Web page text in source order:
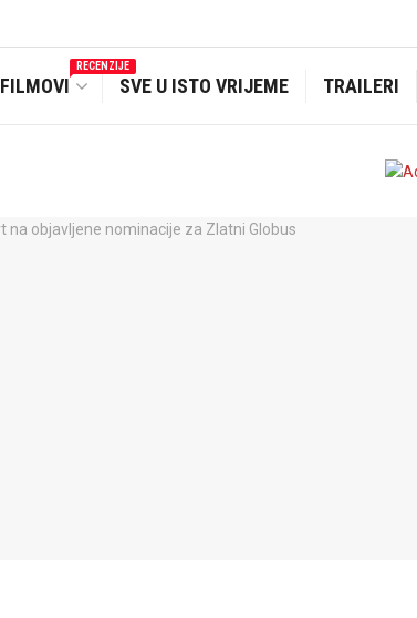
FILMOVI
RECENZIJE
SVE U ISTO VRIJEME TRAILERI